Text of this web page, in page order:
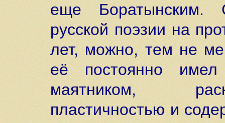
еще Боратынским.
русской поэзии на
лет, можно, тем не
её постоянно имел
маятником,
пластичностью и